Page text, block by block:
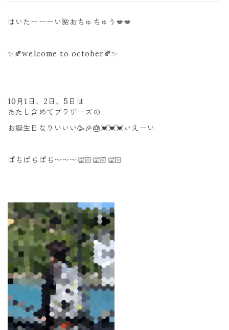
はいたーーーい🌺おちゅちゅう💋💋
✨🍂welcome to october🍂✨
10月1日、2日、5日は
あたし含めてブラザーズの
お誕生日なりいいい🥳🎉🎂💓💓💓いえーい
ぱちぱちぱち〜〜〜👏🏻👏🏻👏🏻